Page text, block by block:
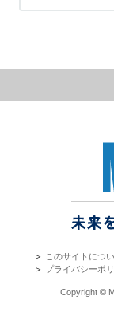
山口県
香川県
愛媛県
＞ このサイトにつ
＞ プライバシーポ
Copyright ©